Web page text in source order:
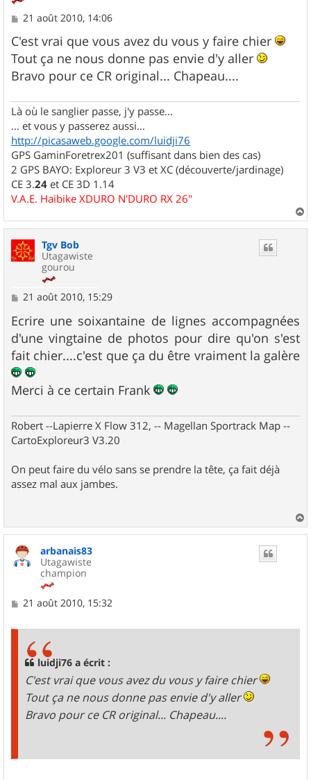
M
s
s
a
g
e
21 août 2010, 14:06
C'est vrai que vous avez du vous y faire chier
Tout ça ne nous donne pas envie d'y aller
Bravo pour ce CR original... Chapeau....
Là où le sanglier passe, j'y passe...
... et vous y passerez aussi...
http://picasaweb.google.com/luidji76
GPS GaminForetrex201 (suffisant dans bien des cas)
2 GPS BAYO: Exploreur 3 V3 et XC (découverte/jardinage)
CE 3.24 et CE 3D 1.14
V.A.E. Haibike XDURO N'DURO RX 26"
a
Tgv Bob
Utagawiste
gourou
M
s
s
a
g
e
21 août 2010, 15:29
Ecrire une soixantaine de lignes accompagnées
d'une vingtaine de photos pour dire qu'on s'est
fait chier....c'est que ça du être vraiment la galère
Merci à ce certain Frank
Robert --Lapierre X Flow 312, -- Magellan Sportrack Map --
CartoExploreur3 V3.20
On peut faire du vélo sans se prendre la tête, ça fait déjà
assez mal aux jambes.
a
arbanais83
Utagawiste
champion
M
21 août 2010, 15:32
luidji76 a écrit :
C'est vrai que vous avez du vous y faire chier
Tout ça ne nous donne pas envie d'y aller
Bravo pour ce CR original... Chapeau....